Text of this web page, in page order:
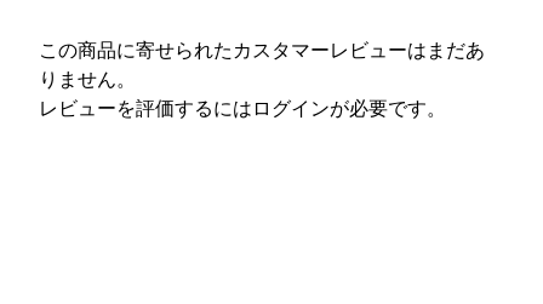
この商品に寄せられたカスタマーレビューはまだあ
りません。
レビューを評価するには ログインが必要です。